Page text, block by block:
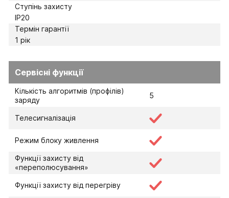
Ступінь захисту
IP20
Термін гарантії
1 рік
Сервісні функції
Кількість алгоритмів (профілів)
заряду
5
Телесигналізація
Режим блоку живлення
Функції захисту від
«переполюсування»
Функції захисту від перегріву